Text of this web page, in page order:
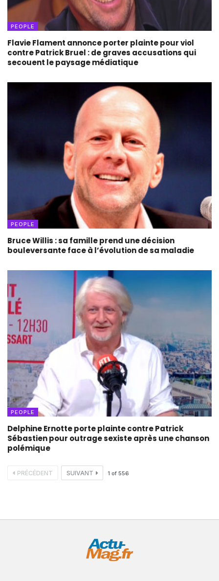
PEOPLE
Flavie Flament annonce porter plainte pour viol
contre Patrick Bruel : de graves accusations qui
secouent le paysage médiatique
PEOPLE
Bruce Willis : sa famille prend une décision
bouleversante face à l’évolution de sa maladie
PEOPLE
Delphine Ernotte porte plainte contre Patrick
Sébastien pour outrage sexiste après une chanson
polémique
PRÉCÉDENT SUIVANT 1 of 556